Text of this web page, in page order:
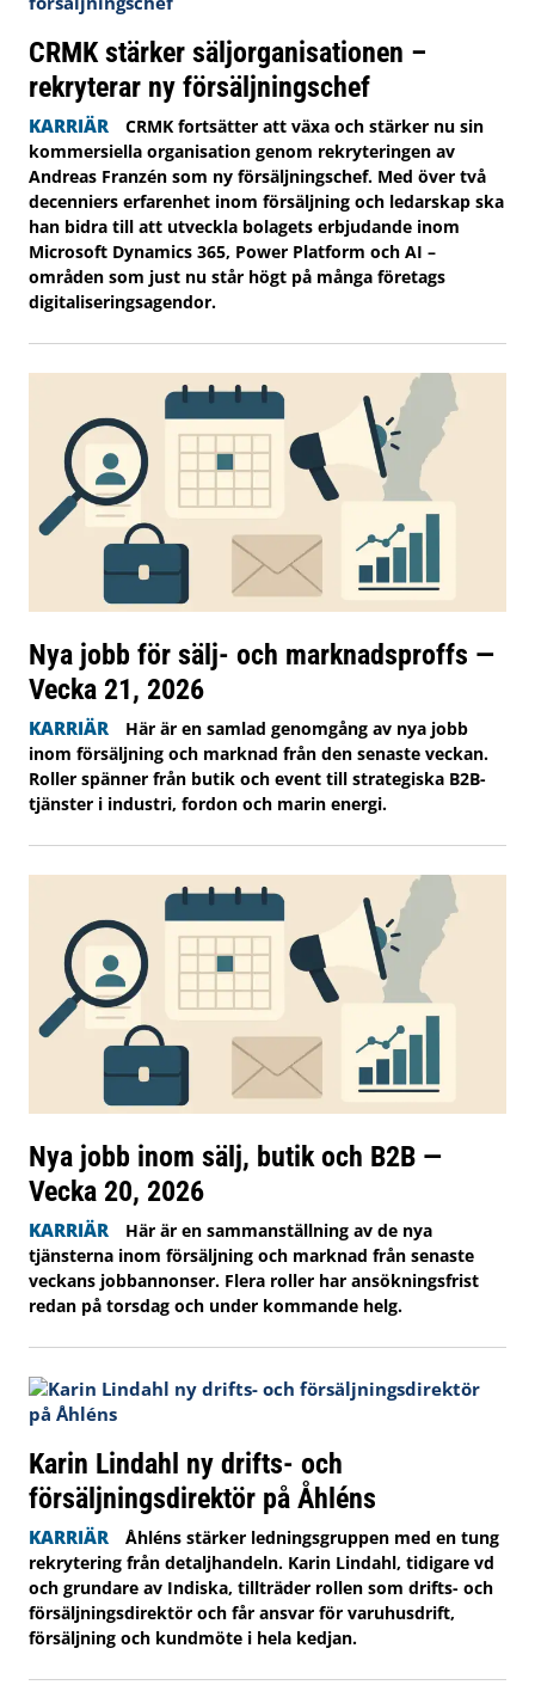
CRMK stärker säljorganisationen –
rekryterar ny försäljningschef
KARRIÄR
CRMK fortsätter att växa och stärker nu sin
kommersiella organisation genom rekryteringen av
Andreas Franzén som ny försäljningschef. Med över två
decenniers erfarenhet inom försäljning och ledarskap ska
han bidra till att utveckla bolagets erbjudande inom
Microsoft Dynamics 365, Power Platform och AI –
områden som just nu står högt på många företags
digitaliseringsagendor.
Nya jobb för sälj- och marknadsproffs —
Vecka 21, 2026
KARRIÄR
Här är en samlad genomgång av nya jobb
inom försäljning och marknad från den senaste veckan.
Roller spänner från butik och event till strategiska B2B-
tjänster i industri, fordon och marin energi.
Nya jobb inom sälj, butik och B2B —
Vecka 20, 2026
KARRIÄR
Här är en sammanställning av de nya
tjänsterna inom försäljning och marknad från senaste
veckans jobbannonser. Flera roller har ansökningsfrist
redan på torsdag och under kommande helg.
Karin Lindahl ny drifts- och
försäljningsdirektör på Åhléns
KARRIÄR
Åhléns stärker ledningsgruppen med en tung
rekrytering från detaljhandeln. Karin Lindahl, tidigare vd
och grundare av Indiska, tillträder rollen som drifts- och
försäljningsdirektör och får ansvar för varuhusdrift,
försäljning och kundmöte i hela kedjan.